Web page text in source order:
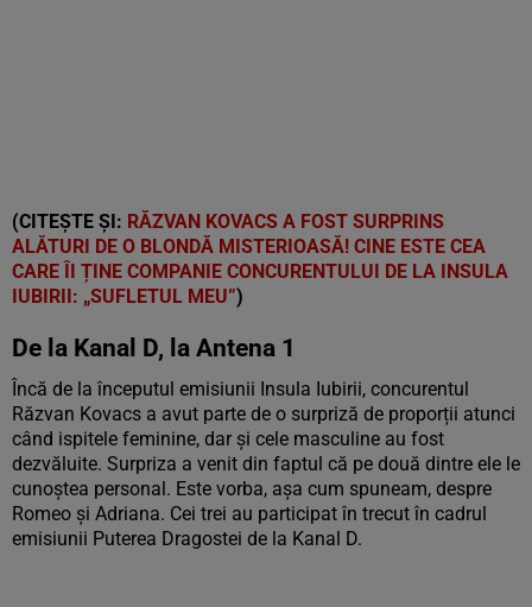
(CITEȘTE ȘI: RĂZVAN KOVACS A FOST SURPRINS
ALĂTURI DE O BLONDĂ MISTERIOASĂ! CINE ESTE CEA
CARE ÎI ȚINE COMPANIE CONCURENTULUI DE LA INSULA
IUBIRII: „SUFLETUL MEU”)
De la Kanal D, la Antena 1
Încă de la începutul emisiunii Insula Iubirii, concurentul
Răzvan Kovacs a avut parte de o surpriză de proporții atunci
când ispitele feminine, dar și cele masculine au fost
dezvăluite. Surpriza a venit din faptul că pe două dintre ele le
cunoștea personal. Este vorba, așa cum spuneam, despre
Romeo și Adriana. Cei trei au participat în trecut în cadrul
emisiunii Puterea Dragostei de la Kanal D.